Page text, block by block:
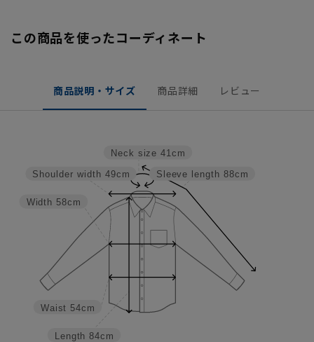
この商品を使ったコーディネート
商品説明・サイズ 商品詳細 レビュー
Sleeve length 88cm
Neck size 41cm
Length 84cm
Waist 54cm
Width 58cm
Shoulder width 49cm